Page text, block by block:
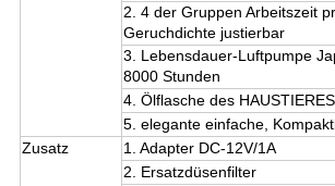
2. 4 der Gruppen Arbeitszeit
Geruchdichte justierbar
3. Lebensdauer-Luftpumpe
8000 Stunden
4. Ölflasche des
5. elegante einfache,
Zusatz
1. AdapterDC-12V/1A
2. Ersatzdüsenfilter